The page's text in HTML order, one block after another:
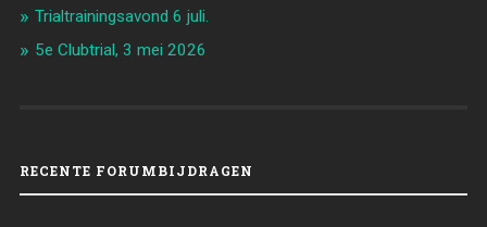
Trialtrainingsavond 6 juli.
5e Clubtrial, 3 mei 2026
RECENTE FORUMBIJDRAGEN